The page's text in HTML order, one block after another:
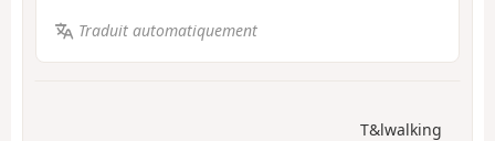
Traduit automatiquement
T&lwalking